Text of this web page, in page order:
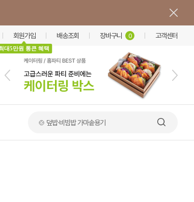
회원가입
최대5만원 통큰 혜택
배송조회 장바구니 0 고객센터
🥪 샌드위치 포장용기